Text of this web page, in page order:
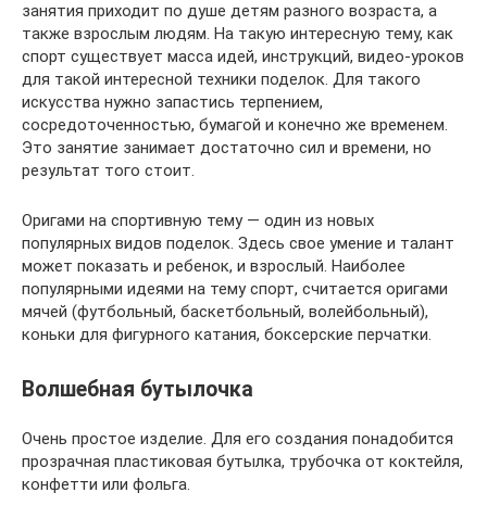
занятия приходит по душе детям разного возраста, а
также взрослым людям. На такую интересную тему, как
спорт существует масса идей, инструкций, видео-уроков
для такой интересной техники поделок. Для такого
искусства нужно запастись терпением,
сосредоточенностью, бумагой и конечно же временем.
Это занятие занимает достаточно сил и времени, но
результат того стоит.
Оригами на спортивную тему — один из новых
популярных видов поделок. Здесь свое умение и талант
может показать и ребенок, и взрослый. Наиболее
популярными идеями на тему спорт, считается оригами
мячей (футбольный, баскетбольный, волейбольный),
коньки для фигурного катания, боксерские перчатки.
Волшебная бутылочка
Очень простое изделие. Для его создания понадобится
прозрачная пластиковая бутылка, трубочка от коктейля,
конфетти или фольга.